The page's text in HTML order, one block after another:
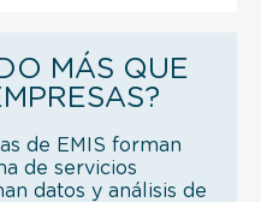
MÁS QUE
de EMIS forman
de servicios
datos y análisis de